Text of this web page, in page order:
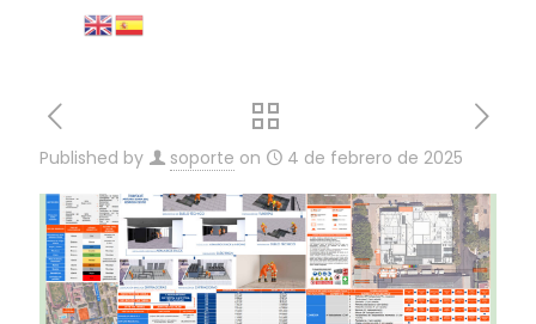
Published by soporte on 4 de febrero de 2025